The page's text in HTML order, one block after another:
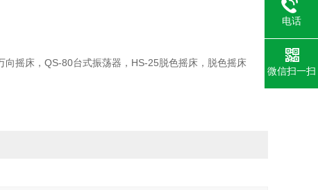
摇床，QS-80台式振荡器，HS-25脱色摇床，脱色摇床
电话
微信扫一扫